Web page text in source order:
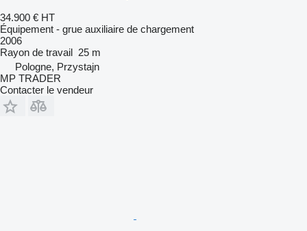
34.900 € HT
Équipement - grue auxiliaire de chargement
2006
Rayon de travail 25 m
Pologne, Przystajn
MP TRADER
Contacter le vendeur